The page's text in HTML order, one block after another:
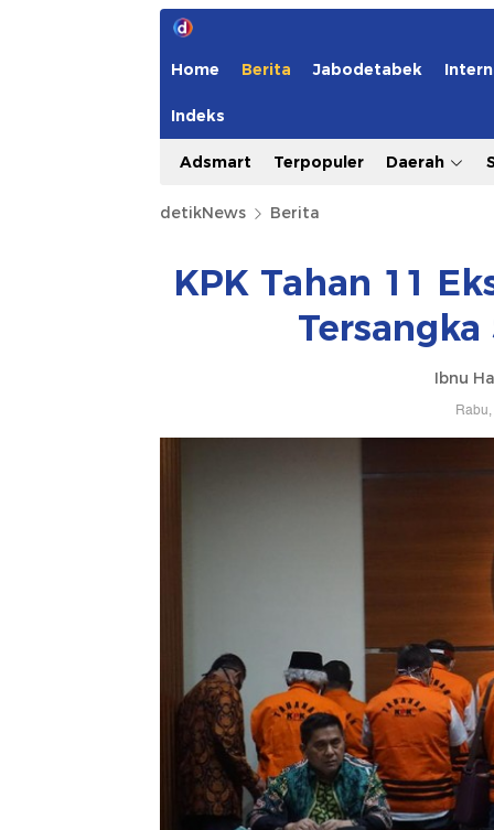
Home Berita Jabodetabek
Indeks
Adsmart Terpopuler Daerah
detikNews Berita
KPK Tahan 11
Ibnu